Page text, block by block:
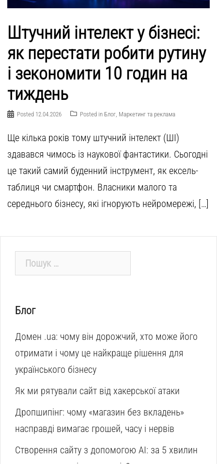
Штучний інтелект у бізнесі:
як перестати робити рутину
і зекономити 10 годин на
тиждень
Posted 12.04.2026 Posted in Блог Маркетинг та реклама
Ще кілька років тому штучний інтелект (ШІ)
здавався чимось із наукової фантастики. Сьогодні
це такий самий буденний інструмент, як ексель-
таблиця чи смартфон. Власники малого та
середнього бізнесу, які ігнорують нейромережі, […]
Пошук:
Блог
Домен .ua: чому він дорожчий, хто може його
отримати і чому це найкраще рішення для
українського бізнесу
Як ми рятували сайт від хакерської атаки
Дропшипінг: чому «магазин без вкладень»
насправді вимагає грошей, часу і нервів
Створення сайту з допомогою AI: за 5 хвилин